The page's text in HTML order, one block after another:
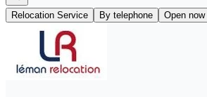
Relocation Service By telephone Open now